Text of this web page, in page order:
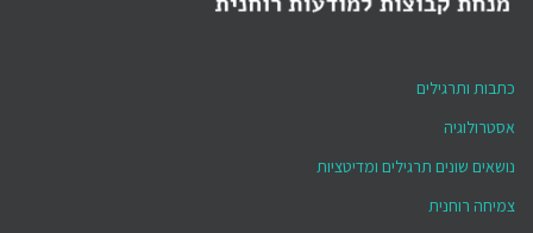
כתבות ותרגילים
אסטרולוגיה
נושאים שונים תרגילים ומדיטציות
צמיחה רוחנית